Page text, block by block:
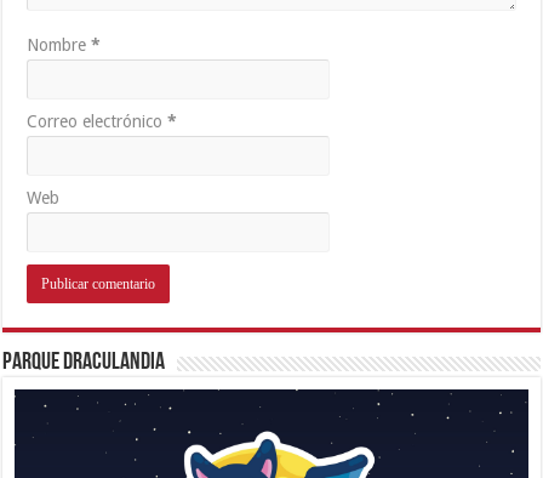
Nombre*
Correo electrónico*
Web
Parque Draculandia